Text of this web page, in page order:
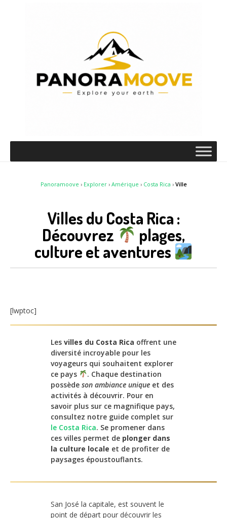
Panoramoove › Explorer› Amérique › Costa Rica › Ville
Villes du Costa Rica :
Découvrez
plages,
culture et aventures
[lwptoc]
Les villes du Costa Rica offrent une
diversité incroyable pour les
voyageurs qui souhaitent explorer
ce pays
. Chaque destination
possède son ambiance unique et des
activités à découvrir. Pour en
savoir plus sur ce magnifique pays,
consultez notre guide complet sur
le Costa Rica. Se promener dans
ces villes permet de plonger dans
la culture locale et de profiter de
paysages époustouflants.
San José la capitale, est souvent le
point de départ pour découvrir les